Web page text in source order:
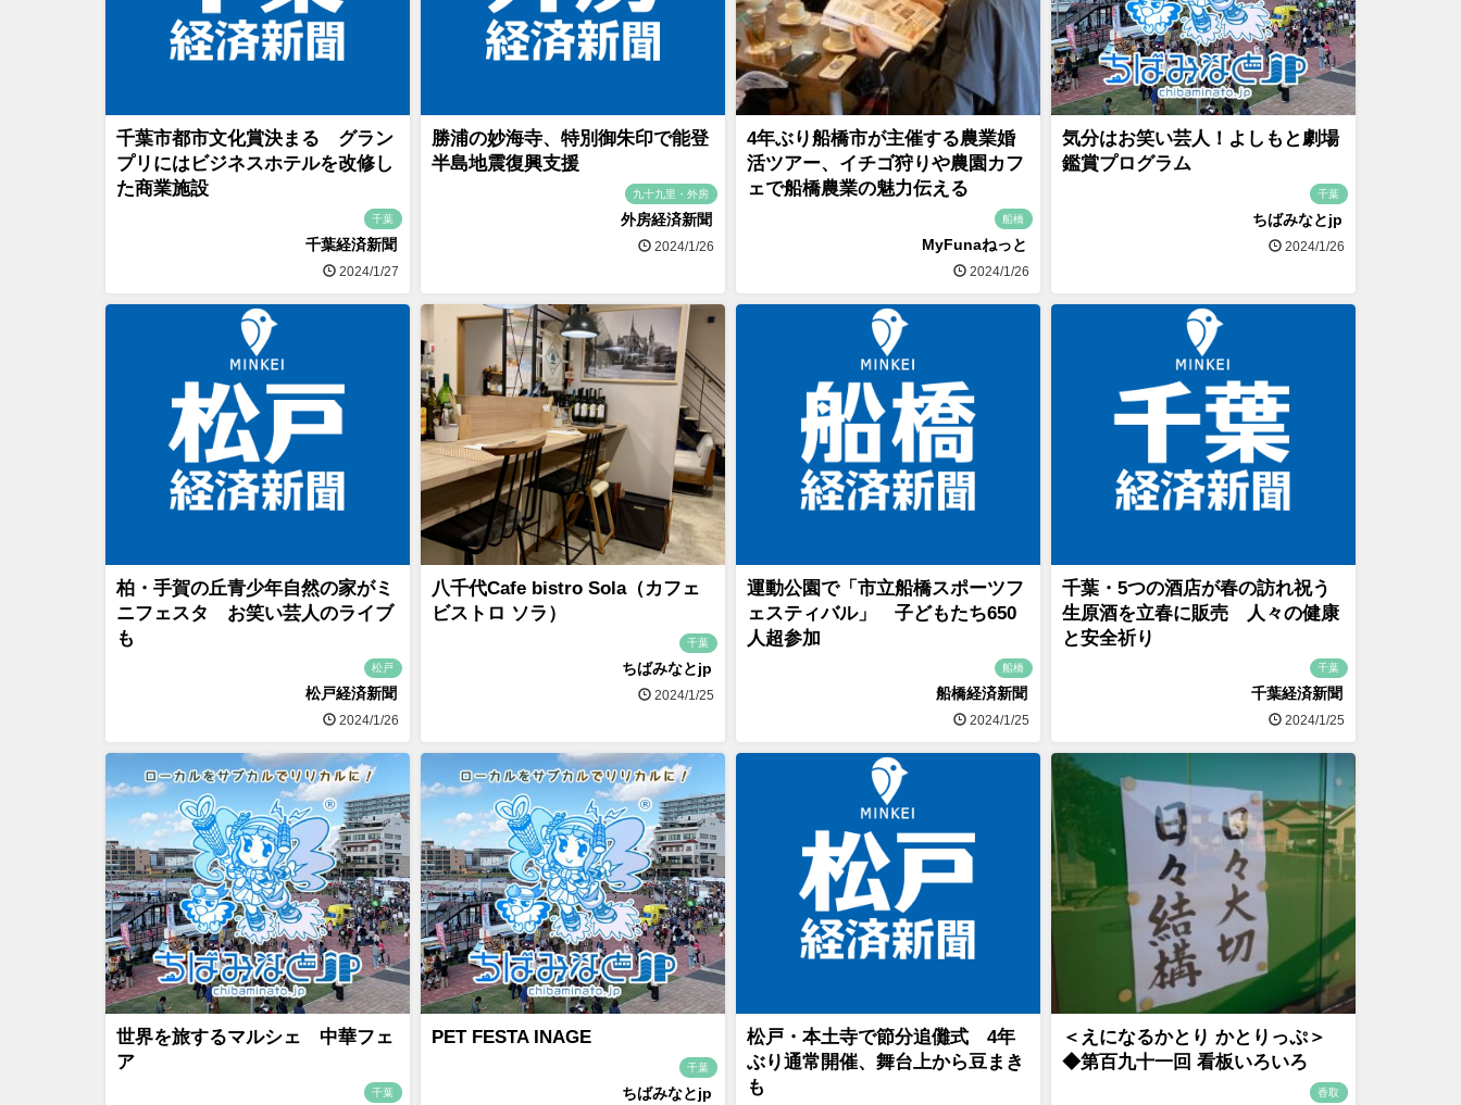
千葉市都市文化賞決まる グラン
プリにはビジネスホテルを改修し
た商業施設
千葉
千葉経済新聞
2024/1/27
勝浦の妙海寺、特別御朱印で能登
半島地震復興支援
九十九里・外房
外房経済新聞
2024/1/26
4年ぶり船橋市が主催する農業婚
活ツアー、イチゴ狩りや農園カフ
ェで船橋農業の魅力伝える
船橋
MyFunaねっと
2024/1/26
気分はお笑い芸人！よしもと劇場
鑑賞プログラム
千葉
ちばみなとjp
2024/1/26
柏・手賀の丘青少年自然の家がミ
ニフェスタ お笑い芸人のライブ
も
松戸
松戸経済新聞
2024/1/26
八千代Cafe bistro Sola（カフェ
ビストロ ソラ）
千葉
ちばみなとjp
2024/1/25
運動公園で「市立船橋スポーツフ
ェスティバル」 子どもたち650
人超参加
船橋
船橋経済新聞
2024/1/25
千葉・5つの酒店が春の訪れ祝う
生原酒を立春に販売 人々の健康
と安全祈り
千葉
千葉経済新聞
2024/1/25
世界を旅するマルシェ 中華フェ
ア
千葉
PET FESTA INAGE
千葉
ちばみなとjp
松戸・本土寺で節分追儺式 4年
ぶり通常開催、舞台上から豆まき
も
＜えになるかとり かとりっぷ＞
◆第百九十一回 看板いろいろ
香取